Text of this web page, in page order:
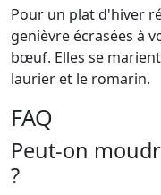
Pour un plat d'hiver
genièvre écrasées à
bœuf. Elles se
laurier et le romarin.
FAQ
Peut-on
?